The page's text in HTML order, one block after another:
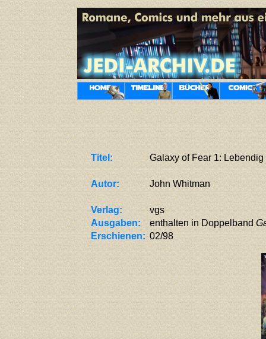
Titel: Galaxy of Fear 1:
Autor: John Whitman
Verlag:
vgs
Ausgaben:
enthalten in Doppelband
Erschienen: 02/98